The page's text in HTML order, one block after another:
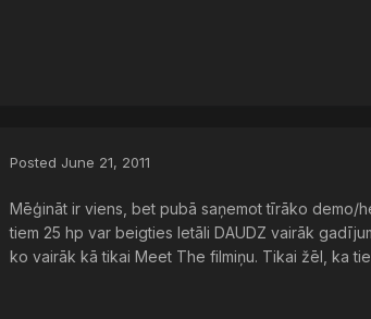
Posted June 21, 2011
Mēģināt ir viens, bet pubā saņemot tīrāko demo/
tiem 25 hp var beigties letāli DAUDZ vairāk
ko vairāk kā tikai Meet The filmiņu. Tikai žēl, ka